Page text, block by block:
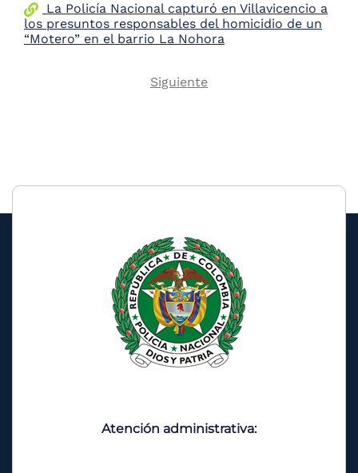
La Policía Nacional capturó en Villavicencio a
los presuntos responsables del homicidio de un
“Motero” en el barrio La Nohora
Pagination
Next
Siguiente
Atención administrativa: